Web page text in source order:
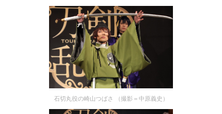
石切丸役の崎山つばさ （撮影＝中原義史）